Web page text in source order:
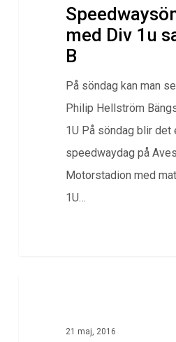
med Div 1u
B
På söndag kan man
Philip Hellström
1U På söndag blir det
speedwaydag på
Motorstadion med
1U…
21 maj, 2016